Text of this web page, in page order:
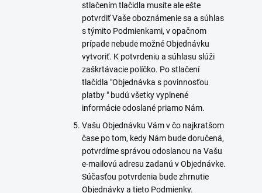
stlačením tlačidla musíte ale ešte
potvrdiť Vaše oboznámenie sa a súhlas
s týmito Podmienkami, v opačnom
prípade nebude možné Objednávku
vytvoriť. K potvrdeniu a súhlasu slúži
zaškrtávacie políčko. Po stlačení
tlačidla "Objednávka s povinnosťou
platby " budú všetky vyplnené
informácie odoslané priamo Nám.
Vašu Objednávku Vám v čo najkratšom
čase po tom, kedy Nám bude doručená,
potvrdíme správou odoslanou na Vašu
e-mailovú adresu zadanú v Objednávke.
Súčasťou potvrdenia bude zhrnutie
Objednávky a tieto Podmienky.